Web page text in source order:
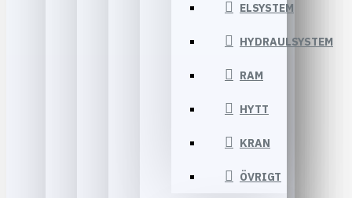
ELSYSTEM
HYDRAULSYSTEM
RAM
HYTT
KRAN
ÖVRIGT